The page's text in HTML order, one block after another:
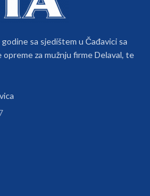
sa sjedištem u Čađavici sa
za mužnju firme Delaval, te